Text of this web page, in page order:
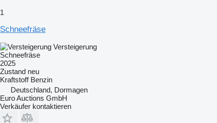
1
Schneefräse
Versteigerung
Schneefräse
2025
Zustand neu
Kraftstoff Benzin
Deutschland, Dormagen
Euro Auctions GmbH
Verkäufer kontaktieren